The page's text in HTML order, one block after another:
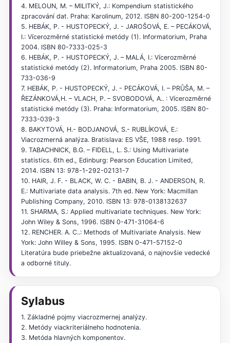
4. MELOUN, M. – MILITKÝ, J.: Kompendium statistického
zpracování dat. Praha: Karolinum, 2012. ISBN 80-200-1254-0
5. HEBÁK, P. - HUSTOPECKÝ, J. - JAROŠOVÁ, E. – PECÁKOVÁ,
I.: Vícerozměrné statistické metódy (1). Informatorium, Praha
2004. ISBN 80-7333-025-3
6. HEBÁK, P. - HUSTOPECKÝ, J. – MALÁ, I.: Vícerozměrné
statistické metódy (2). Informatorium, Praha 2005. ISBN 80-
733-036-9
7. HEBÁK, P. - HUSTOPECKÝ, J. - PECÁKOVÁ, I. – PRŮŠA, M. –
ŘEZÁNKOVÁ,H. – VLACH, P. – SVOBODOVÁ, A.. : Vícerozměrné
statistické metódy (3). Praha: Informatorium, 2005. ISBN 80-
7333-039-3
8. BAKYTOVÁ, H.- BODJANOVÁ, S.- RUBLÍKOVÁ, E.:
Viacrozmerná analýza. Bratislava: ES VŠE, 1988 resp. 1991.
9. TABACHNICK, B.G. – FIDELL, L. S.: Using Multivariate
statistics. 6th ed., Edinburg: Pearson Education Limited,
2014. ISBN 13: 978-1-292-02131-7
10. HAIR, J. F. - BLACK, W. C. - BABIN, B. J. - ANDERSON, R.
E.: Multivariate data analysis. 7th ed. New York: Macmillan
Publishing Company, 2010. ISBN 13: 978-0138132637
11. SHARMA, S.: Applied multivariate techniques. New York:
John Wiley & Sons, 1996. ISBN 0-471-31064-6
12. RENCHER. A. C..: Methods of Multivariate Analysis. New
York: John Willey & Sons, 1995. ISBN 0-471-57152-0
Literatúra bude priebežne aktualizovaná, o najnovšie vedecké
a odborné tituly.
Sylabus
1. Základné pojmy viacrozmernej analýzy.
2. Metódy viackriteriálneho hodnotenia.
3. Metóda hlavných komponentov.